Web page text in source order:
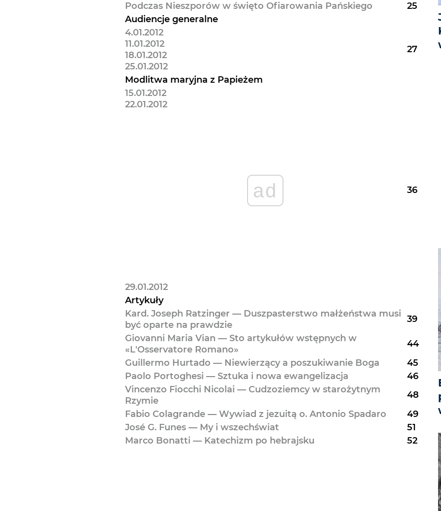
Podczas Nieszporów w święto Ofiarowania Pańskiego
25
Audiencje generalne
4.01.2012
11.01.2012
18.01.2012
25.01.2012
27
Modlitwa maryjna z Papieżem
15.01.2012
22.01.2012
ad
29.01.2012
36
Artykuły
Kard. Joseph Ratzinger — Duszpasterstwo małżeństwa musi
być oparte na prawdzie
39
Giovanni Maria Vian — Sto artykułów wstępnych w
«L'Osservatore Romano»
44
Guillermo Hurtado — Niewierzący a poszukiwanie Boga
45
Paolo Portoghesi — Sztuka i nowa ewangelizacja
46
Vincenzo Fiocchi Nicolai — Cudzoziemcy w starożytnym
Rzymie
48
Fabio Colagrande — Wywiad z jezuitą o. Antonio Spadaro
49
José G. Funes — My i wszechświat
51
Marco Bonatti — Katechizm po hebrajsku
52